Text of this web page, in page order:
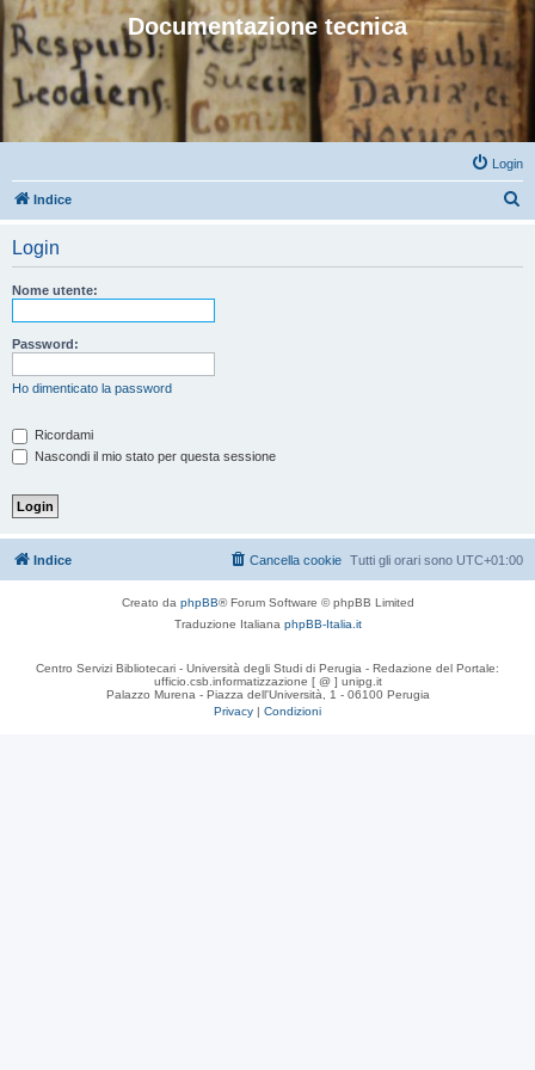
Documentazione tecnica
Login
Indice
Login
Nome utente:
Password:
Ho dimenticato la password
Ricordami
Nascondi il mio stato per questa sessione
Indice Tutti gli orari sono UTC+01:00
Cancella cookie
Creato da phpBB® Forum Software © phpBB Limited
Traduzione Italiana phpBB-Italia.it
Centro Servizi Bibliotecari - Università degli Studi di Perugia - Redazione del Portale:
ufficio.csb.informatizzazione [ @ ] unipg.it
Palazzo Murena - Piazza dell'Università, 1 - 06100 Perugia
Privacy | Condizioni